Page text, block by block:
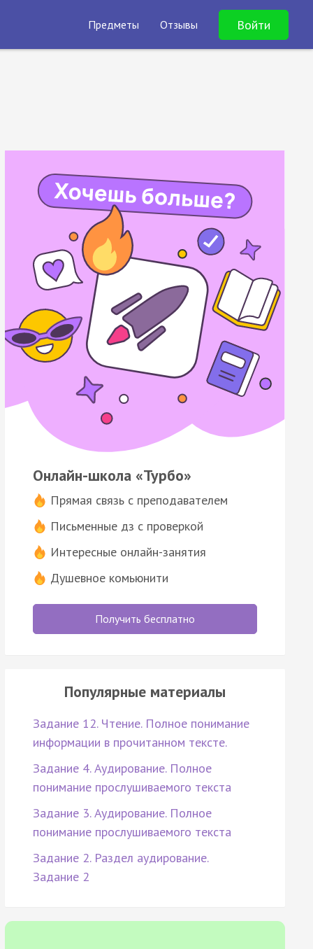
Предметы Отзывы Войти
Онлайн-школа «Турбо»
Прямая связь с преподавателем
Письменные дз с проверкой
Интересные онлайн-занятия
Душевное комьюнити
Получить бесплатно
Популярные материалы
Задание 12. Чтение. Полное понимание
информации в прочитанном тексте.
Задание 4. Аудирование. Полное
понимание прослушиваемого текста
Задание 3. Аудирование. Полное
понимание прослушиваемого текста
Задание 2. Раздел аудирование.
Задание 2